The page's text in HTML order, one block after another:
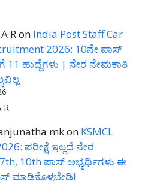
Ron India Post Staff Car
2026: 10ನೇ ಪಾಸ್
11 ಹುದ್ದೆಗಳು | ನೇರ ನೇಮಕಾತಿ
R
mkon KSMCL
ಪರೀಕ್ಷೆ ಇಲ್ಲದೆ ನೇರ
10th ಪಾಸ್ ಅಭ್ಯರ್ಥಿಗಳು ಈ
ಮಾಡಿಕೊಳ್ಳಬೇಡಿ!